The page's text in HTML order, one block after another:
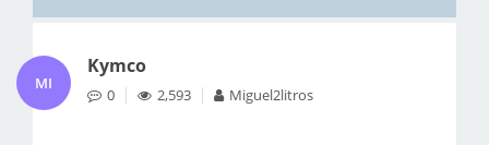
MI
Kymco
0 2,593 Miguel2litros